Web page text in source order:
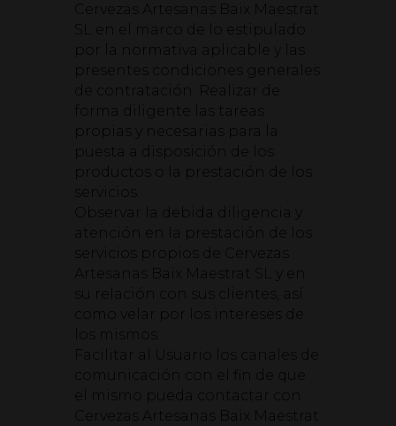
Cervezas Artesanas Baix Maestrat
SL en el marco de lo estipulado
por la normativa aplicable y las
presentes condiciones generales
de contratación. Realizar de
forma diligente las tareas
propias y necesarias para la
puesta a disposición de los
productos o la prestación de los
servicios.
Observar la debida diligencia y
atención en la prestación de los
servicios propios de Cervezas
Artesanas Baix Maestrat SL y en
su relación con sus clientes, así
como velar por los intereses de
los mismos.
Facilitar al Usuario los canales de
comunicación con el fin de que
el mismo pueda contactar con
Cervezas Artesanas Baix Maestrat